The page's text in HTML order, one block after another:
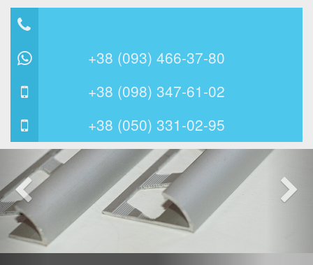
+38 (093) 466-37-80
+38 (098) 347-61-02
+38 (050) 331-02-95